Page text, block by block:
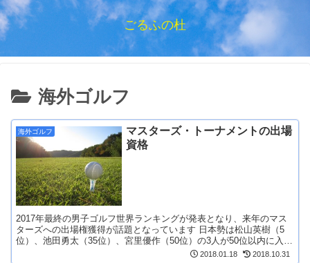
ごるふの杜
海外ゴルフ
海外ゴルフ
マスターズ・トーナメントの出場
資格
2017年最終の男子ゴルフ世界ランキングが発表となり、来年のマス
ターズへの出場権獲得が話題となっています 日本勢は松山英樹（5
位）、池田勇太（35位）、宮里優作（50位）の3人が50位以内に入
り、2018年のマスターズ出場が確定しまし... 2018.01.18 2018.10.31